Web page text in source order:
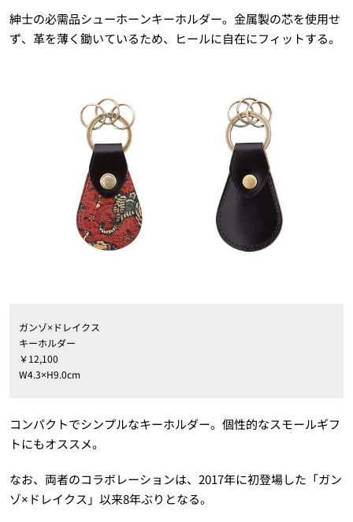
紳士の必需品シューホーンキーホルダー。金属製の芯を使用せ
ず、革を薄く鋤いているため、ヒールに自在にフィットする。
ガンゾ×ドレイクス
キーホルダー
￥12,100
W4.3×H9.0cm
コンパクトでシンプルなキーホルダー。個性的なスモールギフ
トにもオススメ。
なお、両者のコラボレーションは、2017年に初登場した「ガン
ゾ×ドレイクス」以来8年ぶりとなる。